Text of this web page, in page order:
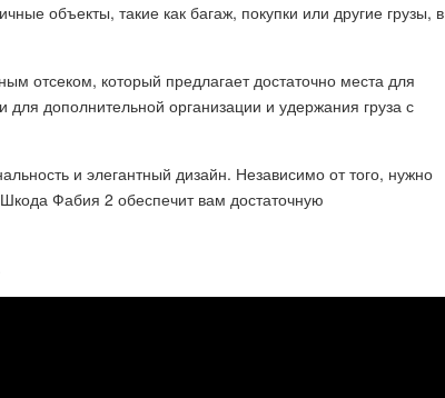
объекты, такие как багаж, покупки или другие грузы, в
отсеком, который предлагает достаточно места для
дополнительной организации и удержания груза с
и элегантный дизайн. Независимо от того, нужно
Фабия 2 обеспечит вам достаточную